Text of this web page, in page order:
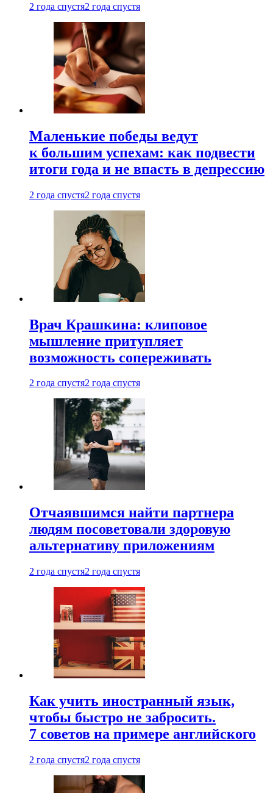
2 года спустя2 года спустя
Маленькие победы ведут
к большим успехам: как подвести
итоги года и не впасть в депрессию
2 года спустя2 года спустя
Врач Крашкина: клиповое
мышление притупляет
возможность сопереживать
2 года спустя2 года спустя
Отчаявшимся найти партнера
людям посоветовали здоровую
альтернативу приложениям
2 года спустя2 года спустя
Как учить иностранный язык,
чтобы быстро не забросить.
7 советов на примере английского
2 года спустя2 года спустя